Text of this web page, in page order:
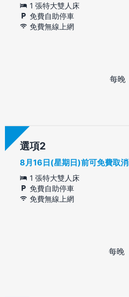
1 張特大雙人床
免費自助停車
免費無線上網
每晚
選項
8月16日(星期日)前可免費取消
1 張特大雙人床
免費自助停車
免費無線上網
每晚